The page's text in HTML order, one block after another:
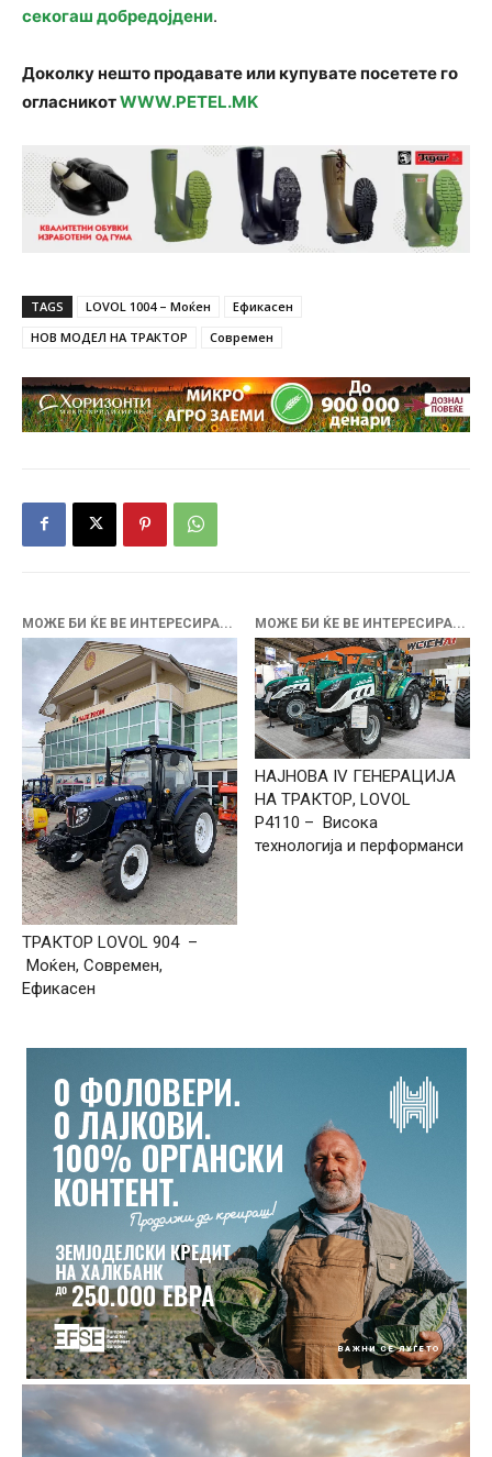
секогаш добредојдени.
Доколку нешто продавате или купувате посетете го
огласникотWWW.PETEL.MK
TAGS LOVOL 1004 – Моќен
Ефикасен
НОВ МОДЕЛ НА ТРАКТОР
Современ
МОЖЕ БИ ЌЕ ВЕ ИНТЕРЕСИРА...
ТРАКТОР LOVOL 904 –
Моќен, Современ,
Ефикасен
МОЖЕ БИ ЌЕ ВЕ ИНТЕРЕСИРА...
НАЈНОВА IV ГЕНЕРАЦИЈА
НА ТРАКТОР, LOVOL
P4110 – Висока
технологија и перформанси